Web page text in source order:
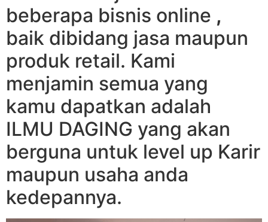
beberapa bisnis online ,
baik dibidang jasa maupun
produk retail. Kami
menjamin semua yang
kamu dapatkan adalah
ILMU DAGING yang akan
berguna untuk level up Karir
maupun usaha anda
kedepannya.